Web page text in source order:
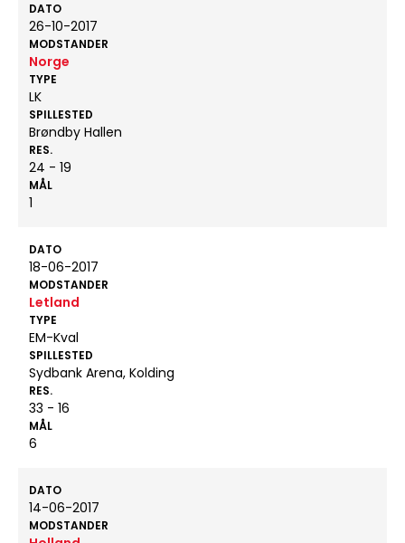
DATO
26-10-2017
MODSTANDER
Norge
TYPE
LK
SPILLESTED
Brøndby Hallen
RES.
24 - 19
MÅL
1
DATO
18-06-2017
MODSTANDER
Letland
TYPE
EM-Kval
SPILLESTED
Sydbank Arena, Kolding
RES.
33 - 16
MÅL
6
DATO
14-06-2017
MODSTANDER